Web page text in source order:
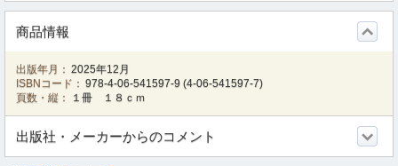
商品情報
出版年月： 2025年12月
ISBNコード： 978-4-06-541597-9 (4-06-541597-7)
頁数・縦：
１冊 １８ｃｍ
出版社・メーカーからのコメント